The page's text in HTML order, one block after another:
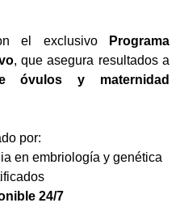
el exclusivo
Programa
, que asegura resultados a
óvulos y maternidad
por:
en embriología y genética
24/7